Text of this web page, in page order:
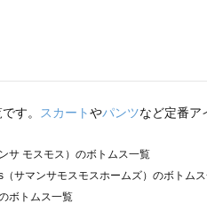
す。 スカートやパンツなど定番ア
サ モスモス）のボトムス一覧
サマンサモスモスホームズ）のボトム
ボトムス一覧